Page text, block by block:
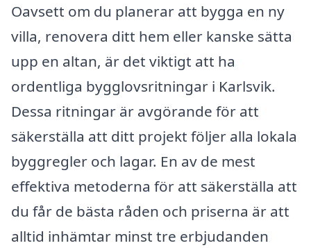
Oavsett om du planerar att bygga en ny
villa, renovera ditt hem eller kanske sätta
upp en altan, är det viktigt att ha
ordentliga bygglovsritningar i Karlsvik.
Dessa ritningar är avgörande för att
säkerställa att ditt projekt följer alla lokala
byggregler och lagar. En av de mest
effektiva metoderna för att säkerställa att
du får de bästa råden och priserna är att
alltid inhämtar minst tre erbjudanden